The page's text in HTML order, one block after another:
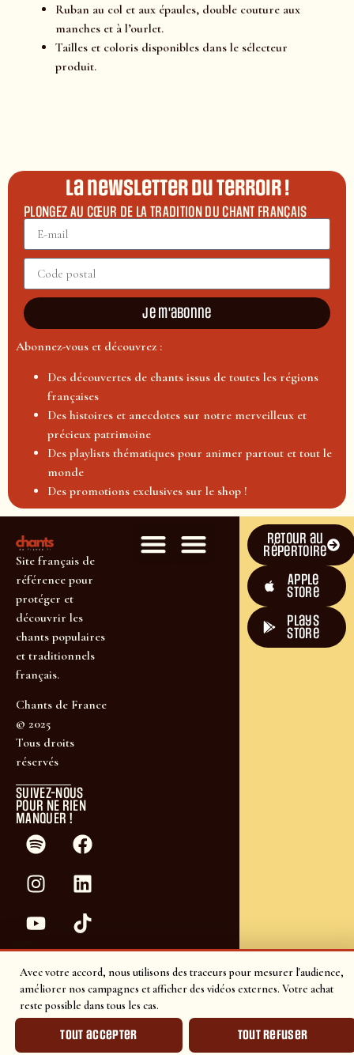
Avec votre accord, nous utilisons des traceurs pour mesurer l'audience,
améliorer nos campagnes et afficher des vidéos externes. Votre achat
reste possible dans tous les cas.
Tout accepter Tout refuser
Ruban au col et aux épaules, double couture aux
manches et à l’ourlet.
Tailles et coloris disponibles dans le sélecteur
produit.
La newsletter du terroir !
PLONGEZ AU CŒUR DE LA TRADITION DU CHANT FRANÇAIS
Je m'abonne
Abonnez-vous et découvrez :
Des découvertes de chants issus de toutes les régions
françaises
Des histoires et anecdotes sur notre merveilleux et
précieux patrimoine
Des playlists thématiques pour animer partout et tout le
monde
Des promotions exclusives sur le shop !
Site français de
référence pour
protéger et
découvrir les
chants populaires
et traditionnels
français.
Chants de France
© 2025
Tous droits
réservés
SUIVEZ-NOUS
POUR NE RIEN
MANQUER !
Retour au
répertoire
Apple
Store
plays
store